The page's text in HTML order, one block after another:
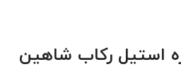
استیل رکاب شاهین